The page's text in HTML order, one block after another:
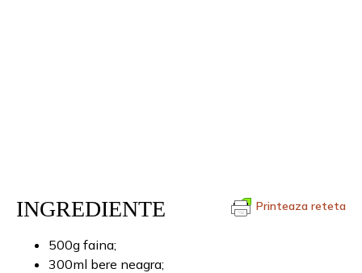
Printeaza reteta
INGREDIENTE
500g faina;
300ml bere neagra;